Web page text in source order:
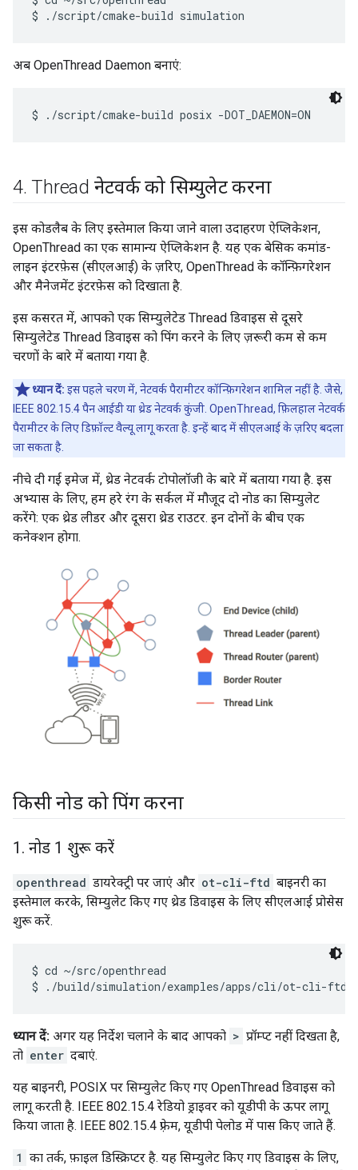
अब OpenThread Daemon बनाएं:
4. Thread नेटवर्क को सिम्युलेट करना
इस कोडलैब के लिए इस्तेमाल किया जाने वाला उदाहरण ऐप्लिकेशन,
OpenThread का एक सामान्य ऐप्लिकेशन है. यह एक बेसिक कमांड-
लाइन इंटरफ़ेस (सीएलआई) के ज़रिए, OpenThread के कॉन्फ़िगरेशन
और मैनेजमेंट इंटरफ़ेस को दिखाता है.
इस कसरत में, आपको एक सिम्युलेटेड Thread डिवाइस से दूसरे
सिम्युलेटेड Thread डिवाइस को पिंग करने के लिए ज़रूरी कम से कम
चरणों के बारे में बताया गया है.
ध्यान दें: इस पहले चरण में, नेटवर्क पैरामीटर कॉन्फ़िगरेशन शामिल नहीं है. जैसे,
IEEE 802.15.4 पैन आईडी या थ्रेड नेटवर्क कुंजी. OpenThread, फ़िलहाल नेटवर्क
पैरामीटर के लिए डिफ़ॉल्ट वैल्यू लागू करता है. इन्हें बाद में सीएलआई के ज़रिए बदला
जा सकता है.
नीचे दी गई इमेज में, थ्रेड नेटवर्क टोपोलॉजी के बारे में बताया गया है. इस
अभ्यास के लिए, हम हरे रंग के सर्कल में मौजूद दो नोड का सिम्युलेट
करेंगे: एक थ्रेड लीडर और दूसरा थ्रेड राउटर. इन दोनों के बीच एक
कनेक्शन होगा.
किसी नोड को पिंग करना
1 . नोड 1 शुरू करें
openthread डायरेक्ट्री पर जाएं और ot-cli-ftd बाइनरी का
इस्तेमाल करके, सिम्युलेट किए गए थ्रेड डिवाइस के लिए सीएलआई प्रोसेस
शुरू करें.
$ cd ~/src/openthread
ध्यान दें: अगर यह निर्देश चलाने के बाद आपको > प्रॉम्प्ट नहीं दिखता है,
तो enter दबाएं.
यह बाइनरी, POSIX पर सिम्युलेट किए गए OpenThread डिवाइस को
लागू करती है. IEEE 802.15.4 रेडियो ड्राइवर को यूडीपी के ऊपर लागू
किया जाता है. IEEE 802.15.4 फ़्रेम, यूडीपी पेलोड में पास किए जाते हैं.
1 का तर्क, फ़ाइल डिस्क्रिप्टर है. यह सिम्युलेट किए गए डिवाइस के लिए,